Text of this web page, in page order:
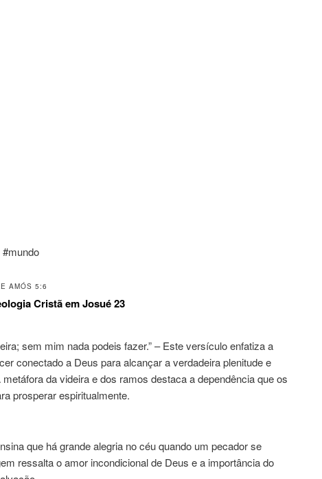
AMÓS 5:6
Cristã em Josué 23
sem mim nada podeis fazer.” – Este versículo enfatiza a
conectado a Deus para alcançar a verdadeira plenitude e
da videira e dos ramos destaca a dependência que os
prosperar espiritualmente.
que há grande alegria no céu quando um pecador se
ressalta o amor incondicional de Deus e a importância do